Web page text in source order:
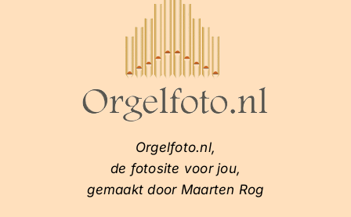
Orgelfoto.nl,
de fotosite voor jou,
gemaakt door Maarten Rog